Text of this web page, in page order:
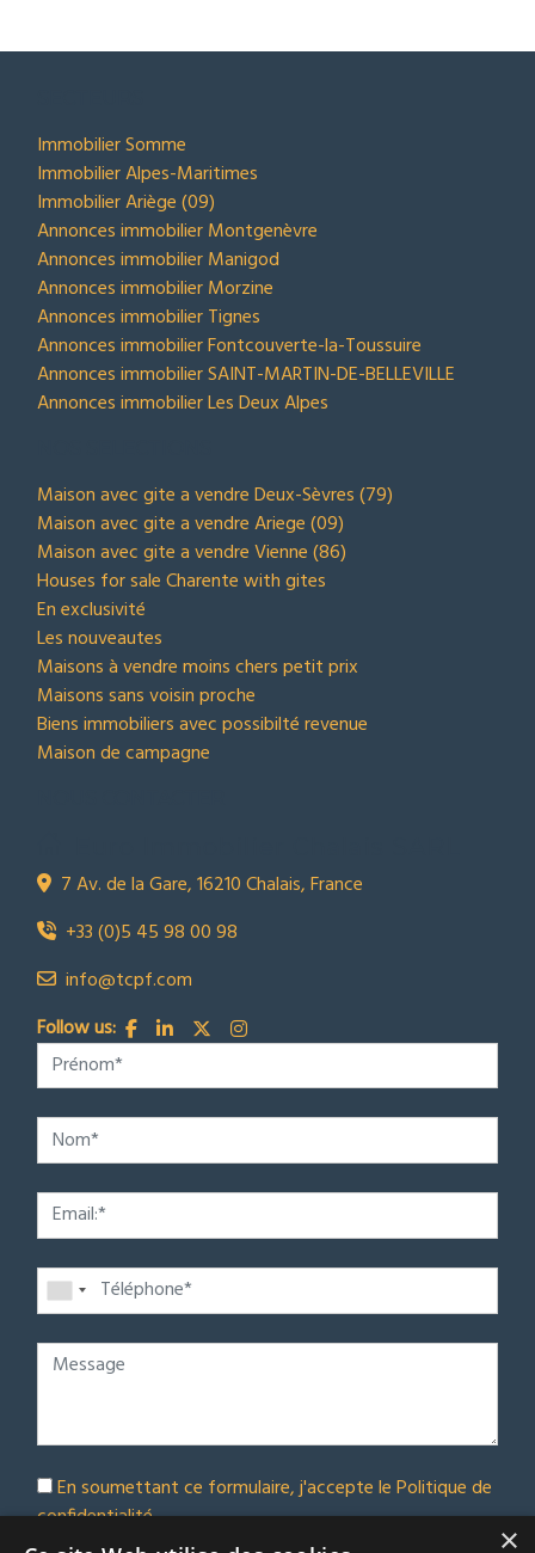
Immobilier Somme
Immobilier Alpes-Maritimes
Immobilier Ariège (09)
Annonces immobilier Montgenèvre
Annonces immobilier Manigod
Annonces immobilier Morzine
Annonces immobilier Tignes
Annonces immobilier Fontcouverte-la-Toussuire
Annonces immobilier SAINT-MARTIN-DE-BELLEVILLE
Annonces immobilier Les Deux Alpes
Maison avec gite a vendre Deux-Sèvres (79)
Maison avec gite a vendre Ariege (09)
Maison avec gite a vendre Vienne (86)
Houses for sale Charente with gites
En exclusivité
Les nouveautes
Maisons à vendre moins chers petit prix
Maisons sans voisin proche
Biens immobiliers avec possibilté revenue
Maison de campagne
7 Av. de la Gare, 16210 Chalais, France
+33 (0)5 45 98 00 98
info@tcpf.com
Follow us:
En soumettant ce formulaire, j'accepte lePolitique de
confidentialité
×